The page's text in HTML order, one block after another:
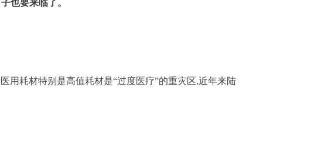
也要来临了。
用耗材特别是高值耗材是“过度医疗”的重灾区,近年来陆